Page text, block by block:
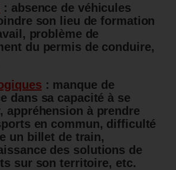
: absence de véhicules
son lieu de formation
problème de
du permis de conduire,
: manque de
dans sa capacité à se
, appréhension à prendre
en commun, difficulté
un billet de train,
des solutions de
sur son territoire, etc.